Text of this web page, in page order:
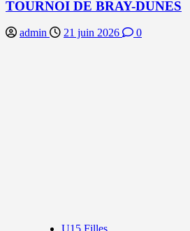
TOURNOI DE BRAY-DUNES
admin 21 juin 2026 0